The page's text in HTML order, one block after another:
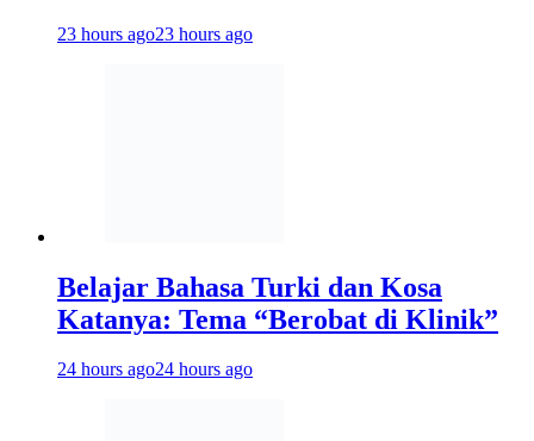
23 hours ago23 hours ago
Belajar Bahasa Turki dan Kosa
Katanya: Tema “Berobat di Klinik”
24 hours ago24 hours ago